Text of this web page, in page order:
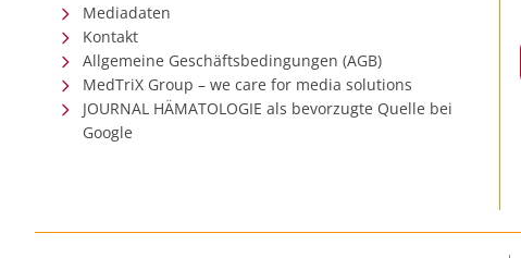
Mediadaten
Kontakt
Allgemeine Geschäftsbedingungen (AGB)
MedTriX Group – we care for media solutions
JOURNAL HÄMATOLOGIE als bevorzugte Quelle bei
Google